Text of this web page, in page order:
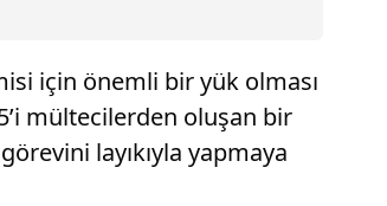
için önemli bir yük olması
mültecilerden oluşan bir
layıkıyla yapmaya